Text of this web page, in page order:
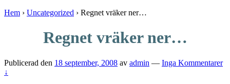
Hem › Uncategorized › Regnet vräker ner…
Regnet vräker ner…
Publicerad den 18 september, 2008 av admin — Inga Kommentarer
↓